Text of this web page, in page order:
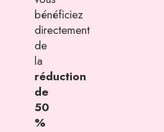
bénéficiez
directement
de
la
réduction
de
50
%